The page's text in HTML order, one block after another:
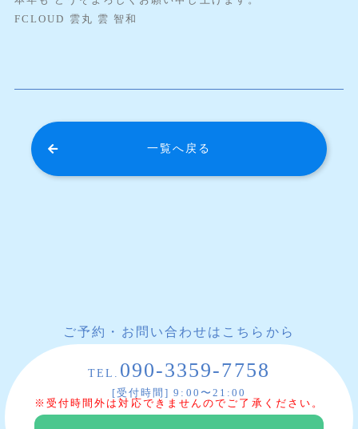
FCLOUD 雲丸 雲 智和
一覧へ戻る
ご予約・お問い合わせはこちらから
TEL. 090-3359-7758
[受付時間] 9:00〜21:00
※受付時間外は対応できませんのでご了承ください。